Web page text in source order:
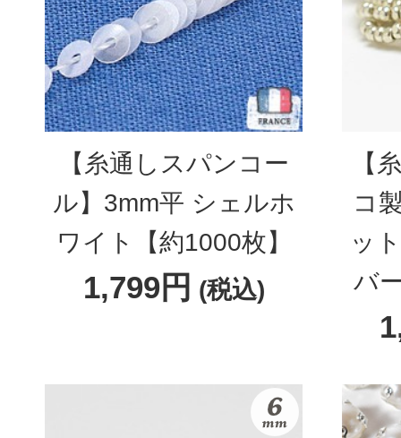
【糸通しスパンコー
ル】3mm平 シェルホ
ワイト【約1000枚】
1,799円 (税込)
【
コ
ッ
バ